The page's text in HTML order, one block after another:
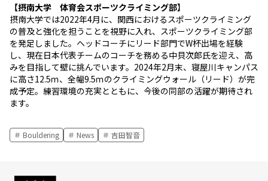
【摂南大学 体育会スポーツクライミング部】
摂南大学では2022年4月に、関西におけるスポーツクライミング
の普及と強化を担うことを視野に入れ、スポーツクライミング部
を発足しました。ヘッドコーチにリード部門でW杯出場を経験
し、現在日本代表チームのコーチを務める中貝次郎氏を迎え、高
みを目指して壁に挑んでいます。2024年2月末、寝屋川キャンパス
に高さ12.5ｍ、全幅9.5ｍのクライミングウォール（リード）が完
成予定。練習環境の充実とともに、今後の同部の活躍が期待され
ます。
Bouldering News 吉田智音